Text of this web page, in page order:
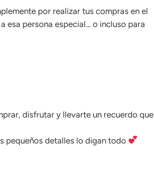
por realizar tus compras en el
esa persona especial… o incluso para
disfrutar y llevarte un recuerdo que
pequeños detalles lo digan todo